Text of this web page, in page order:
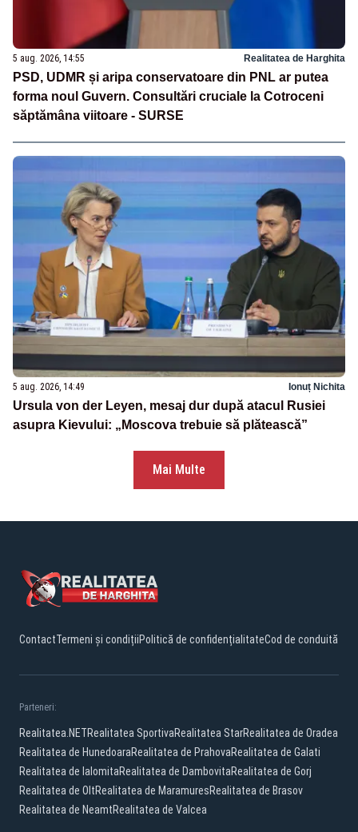
5 aug. 2026, 14:55 Realitatea de Harghita
PSD, UDMR și aripa conservatoare din PNL ar putea
forma noul Guvern. Consultări cruciale la Cotroceni
săptămâna viitoare - SURSE
5 aug. 2026, 14:49 Ionuț Nichita
Ursula von der Leyen, mesaj dur după atacul Rusiei
asupra Kievului: „Moscova trebuie să plătească”
Mai Multe
ContactTermeni și condițiiPolitică de confidențialitateCod de conduită
Parteneri:
Realitatea.NETRealitatea SportivaRealitatea StarRealitatea de Oradea
Realitatea de HunedoaraRealitatea de PrahovaRealitatea de Galati
Realitatea de IalomitaRealitatea de DambovitaRealitatea de Gorj
Realitatea de OltRealitatea de MaramuresRealitatea de Brasov
Realitatea de NeamtRealitatea de Valcea